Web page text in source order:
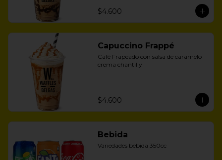
$4.600
Capuccino Frappé
Café Frapeado con salsa de caramelo
crema chantilly
$4.600
Bebida
Variedades bebida 350cc